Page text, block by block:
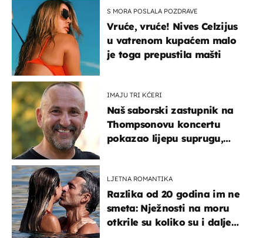
S MORA POSLALA POZDRAVE
Vruće, vruće! Nives Celzijus
u vatrenom kupaćem malo
je toga prepustila mašti
IMAJU TRI KĆERI
Naš saborski zastupnik na
Thompsonovu koncertu
pokazao lijepu suprugu,
LJETNA ROMANTIKA
Razlika od 20 godina im ne
smeta: Nježnosti na moru
otkrile su koliko su i dalje